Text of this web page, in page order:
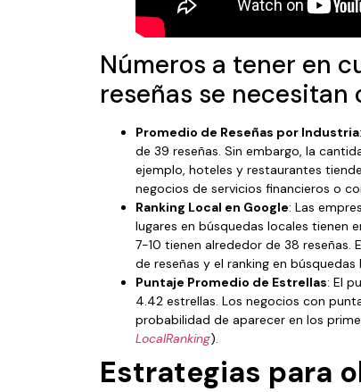
Números a tener en
reseñas se necesitan
Promedio de Reseñas por Industria
de 39 reseñas. Sin embargo, la
ejemplo, hoteles y restaurantes
negocios de servicios financieros o
Ranking Local en Google: Las
lugares en búsquedas locales tienen
7-10 tienen alrededor de 38
de reseñas y el ranking en búsquedas
Puntaje Promedio de Estrellas: El
4.42 estrellas. Los negocios con
probabilidad de aparecer en los
LocalRanking)​.
Estrategias para